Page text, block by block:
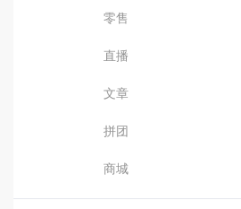
零售
直播
文章
拼团
商城